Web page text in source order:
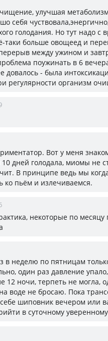
улучшая
себя
голодания. Но тут надо с
таки больше овощеед и
между ужином и
поужинать в 6
довалось - была
регулярности организм
Вот у меня
10 дней голодала, миомы не
В принципе ведь мы
ко пьём и излечиваемся.
некоторые по месяцу
в неделю по пятницам
один раз давление
12 ночи, терпеть не могла,
воде не бросаю. Пока
шиповник вечером или
в суточному